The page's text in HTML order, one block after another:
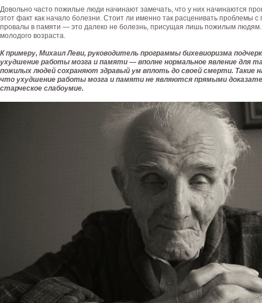
Довольно часто пожилые люди начинают замечать, что у них начинаются
этот факт как начало болезни. Стоит ли именно так расценивать проблемы
провалы в памяти — это далеко не болезнь, присущая лишь пожилым
молодого возраста.
К примеру, Михаил Леви, руководитель программы бихевиоризма
ухудшение работы мозга и памяти — вполне нормальное явление для
пожилых людей сохраняют здравый ум вплоть до своей смерти. Такие
что ухудшение работы мозга и памяти не являются прямыми
старческое слабоумие.